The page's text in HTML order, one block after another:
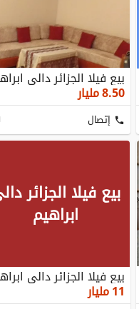
بيع فيلا الجزائر دالي
8.50مليار
إتصال
بيع فيلا الجزائر
ابراهيم
بيع فيلا الجزائر دالي
11مليار